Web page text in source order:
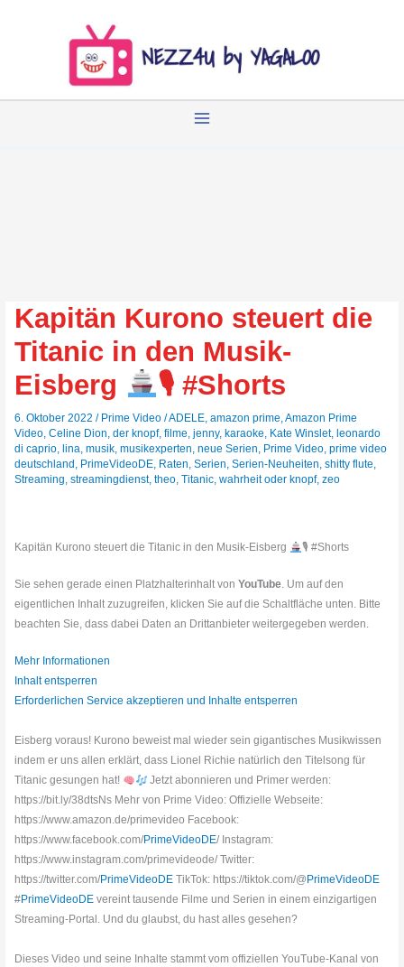
Kapitän Kurono steuert die
Titanic in den Musik-
Eisberg
🎙‍#Shorts
6. Oktober 2022/ Prime Video /ADELE ,amazon prime ,Amazon Prime
Video ,Celine Dion ,der knopf,filme ,jenny,karaoke Kate Winslet,leonardo
di caprio ,lina ,musik ,musikexperten ,neue Serien Prime Video ,prime video
deutschland PrimeVideoDE Raten ,Serien ,Serien-Neuheiten ,shitty flute
Streaming ,streamingdienst,theo ,Titanic ,wahrheit oder knopf,zeo
Kapitän Kurono steuert die Titanic in den Musik-Eisberg 🎙‍ #Shorts
Sie sehen gerade einen Platzhalterinhalt vonYouTube. Um auf den
eigentlichen Inhalt zuzugreifen, klicken Sie auf die Schaltfläche unten. Bitte
beachten Sie, dass dabei Daten an Drittanbieter weitergegeben werden.
Mehr Informationen
Inhalt entsperren
Erforderlichen Service akzeptieren und Inhalte entsperren
Eisberg voraus! Kurono beweist mal wieder sein gigantisches Musikwissen
indem er uns allen erklärt, dass Lionel Richie natürlich den Titelsong für
Titanic gesungen hat!
Jetzt abonnieren und Primer werden:
https://bit.ly/38dtsNs Mehr von Prime Video: Offizielle Webseite:
https://www.amazon.de/primevideo Facebook:
https://www.facebook.com/PrimeVideoDE/ Instagram:
https://www.instagram.com/primevideode/ Twitter:
https://twitter.com/PrimeVideoDE TikTok: https://tiktok.com/@ PrimeVideoDE
#PrimeVideoDE vereint tausende Filme und Serien in einem einzigartigen
Streaming-Portal. Und du glaubst, du hast alles gesehen?
Dieses Video und seine Inhalte stammt vom offiziellen YouTube-Kanal von